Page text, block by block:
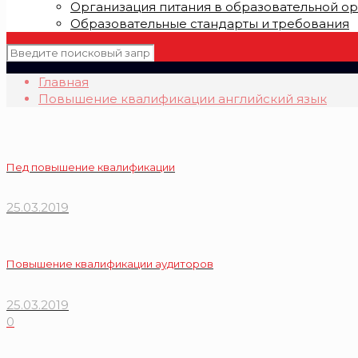
Организация питания в образовательной
Образовательные стандарты и требования
Главная
Повышение квалификации английский язык
Пед повышение квалификации
25.03.2019
Повышение квалификации аудиторов
25.03.2019
0